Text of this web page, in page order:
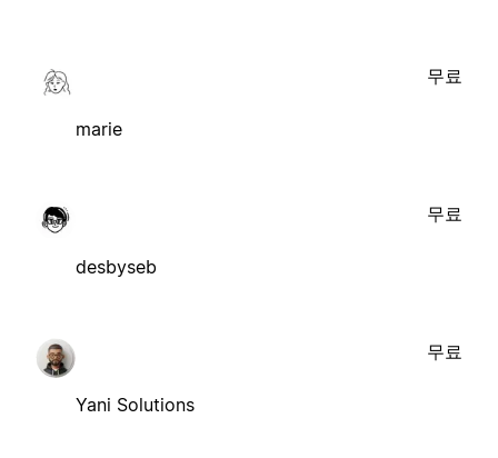
marie
무료
desbyseb
무료
Yani Solutions
무료